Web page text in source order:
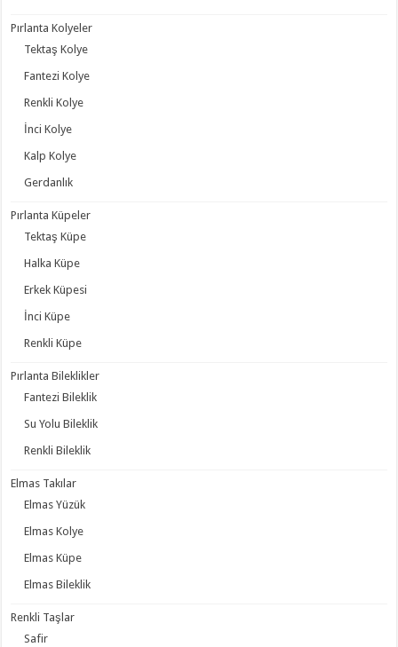
Pırlanta Kolyeler
Tektaş Kolye
Fantezi Kolye
Renkli Kolye
İnci Kolye
Kalp Kolye
Gerdanlık
Pırlanta Küpeler
Tektaş Küpe
Halka Küpe
Erkek Küpesi
İnci Küpe
Renkli Küpe
Pırlanta Bileklikler
Fantezi Bileklik
Su Yolu Bileklik
Renkli Bileklik
Elmas Takılar
Elmas Yüzük
Elmas Kolye
Elmas Küpe
Elmas Bileklik
Renkli Taşlar
Safir